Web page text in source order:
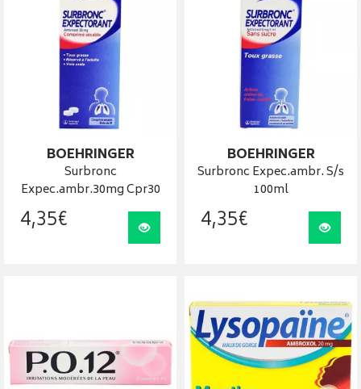
BOEHRINGER
Surbronc
Expec.ambr.30mg Cpr30
4,35€ Visualiser
BOEHRINGER
Surbronc Expec.ambr. S/s
100ml
4,35€